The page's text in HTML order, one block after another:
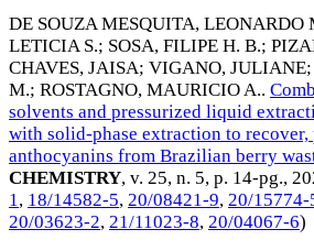
DE SOUZA MESQUITA, LEONARDO
LETICIA S.; SOSA, FILIPE H. B.;
CHAVES, JAISA; VIGANO, JULIANE;
M.; ROSTAGNO, MAURICIO A..
solvents and pressurized liquid
with solid-phase extraction to
anthocyanins from Brazilian berry
CHEMISTRY, v. 25, n. 5, p. 14-pg.,
1, 18/14582-5, 20/08421-9, 20/15774-
20/03623-2, 21/11023-8, 20/04067-6)